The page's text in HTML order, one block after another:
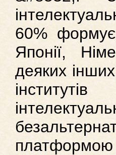
60% формує
Японії,
деяких
платформою